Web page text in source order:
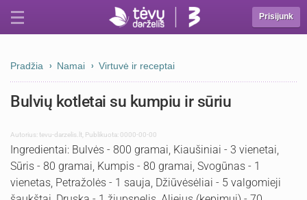
Prisijunk
Pradžia Namai Virtuvė ir receptai
Bulvių kotletai su kumpiu ir sūriu
Autorius:tevu-darzelis.lt Publikuota: 0000-00-00
Ingredientai: Bulvės - 800 gramai, Kiaušiniai - 3 vienetai,
Sūris - 80 gramai, Kumpis - 80 gramai, Svogūnas - 1
vienetas, Petražolės - 1 sauja, Džiūvėsėliai - 5 valgomieji